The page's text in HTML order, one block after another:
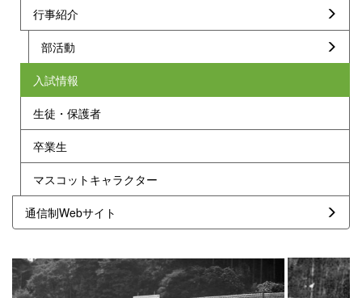
行事紹介
部活動
入試情報
生徒・保護者
卒業生
マスコットキャラクター
通信制Webサイト
p
r
n
e